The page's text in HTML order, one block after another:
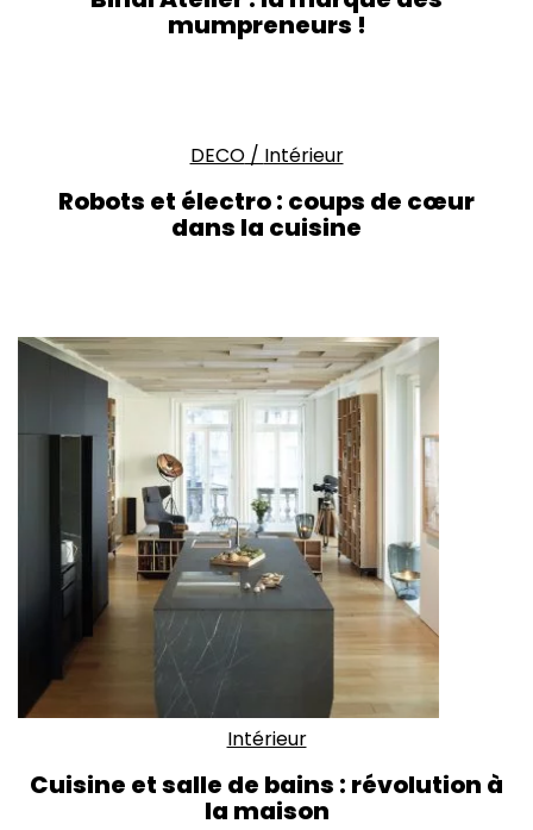
mumpreneurs !
DECO/ Intérieur
Robots et électro : coups de cœur
dans la cuisine
Intérieur
Cuisine et salle de bains : révolution à
la maison